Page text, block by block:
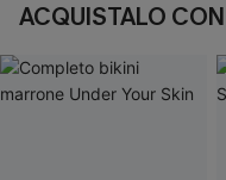
ACQUISTALO CON